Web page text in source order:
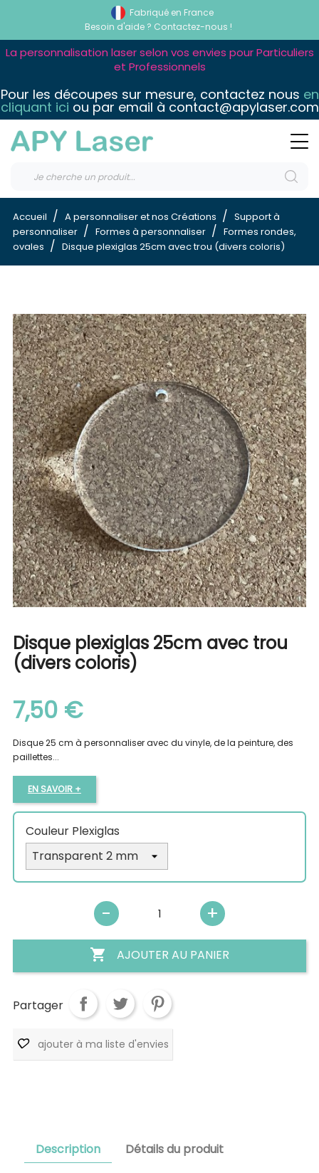
La personnalisation laser selon vos envies pour Particuliers
et Professionnels
Pour les découpes sur mesure, contactez nous en
cliquant ici ou par email à contact@apylaser.com
Fabriqué en France
Besoin d'aide ? Contactez-nous !
Accueil A personnaliser et nos Créations
Support à
personnaliser
Formes à personnaliser
Formes rondes,
ovales
Disque plexiglas 25cm avec trou (divers coloris)
Disque plexiglas 25cm avec trou
(divers coloris)
7,50 €
Disque 25 cm à personnaliser avec du vinyle, de la peinture, des
paillettes...
EN SAVOIR +
Couleur Plexiglas
 AJOUTER AU PANIER
Partager
ajouter à ma liste d'envies
Description Détails du produit